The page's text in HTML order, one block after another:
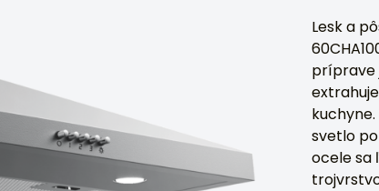
Lesk a
príprave
svetlo
ocele sa